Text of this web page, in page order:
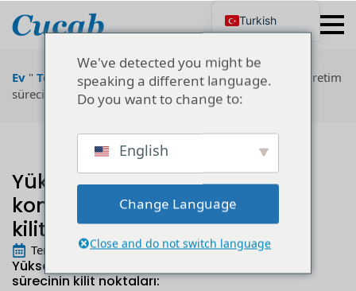
Ev " Teknoloji"Yüksek gerilim seramik kondansatör üretim
sürecinin kilit noktaları
Yüksek gerilim seramik
kondansatör üretim sürecinin
kilit noktaları
Temmuz 20th, 2022
Yüksek gerilim seramik kondansatör üretim
sürecinin kilit noktaları:
We've detected you might be
speaking a different language.
Do you want to change to:
English
Change Language
Close and do not switch language
Turkish
Japanese
Korean
Portuguese
French
Spanish
Russian
Polish
Ukrainian